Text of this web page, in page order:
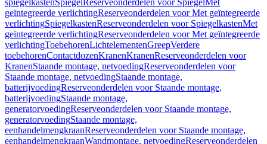
spiegelkastenSpiegelReserveonderdelen voor SpiegelMet
geïntegreerde verlichtingReserveonderdelen voor Met geïntegreerde
verlichtingSpiegelkastenReserveonderdelen voor SpiegelkastenMet
geïntegreerde verlichtingReserveonderdelen voor Met geïntegreerde
verlichtingToebehorenLichtelementenGreepVerdere
toebehorenContactdozenKranenKranenReserveonderdelen voor
KranenStaande montage, netvoedingReserveonderdelen voor
Staande montage, netvoedingStaande montage,
batterijvoedingReserveonderdelen voor Staande montage,
batterijvoedingStaande montage,
generatorvoedingReserveonderdelen voor Staande montage,
generatorvoedingStaande montage,
eenhandelmengkraanReserveonderdelen voor Staande montage,
eenhandelmengkraanWandmontage, netvoedingReserveonderdelen